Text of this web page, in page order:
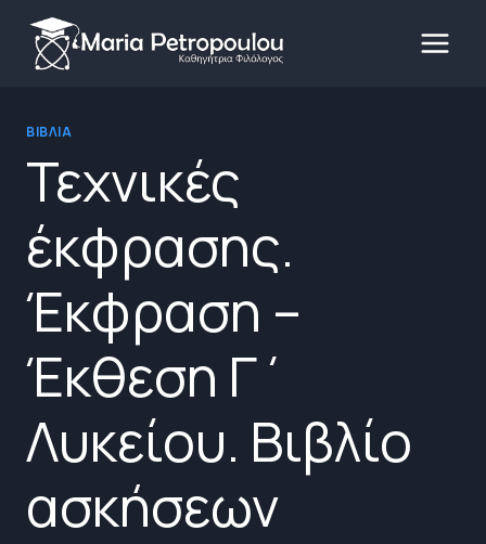
content
ΒΙΒΛΊΑ
Τεχνικές
έκφρασης.
Έκφραση –
Έκθεση Γ΄
Λυκείου. Βιβλίο
ασκήσεων